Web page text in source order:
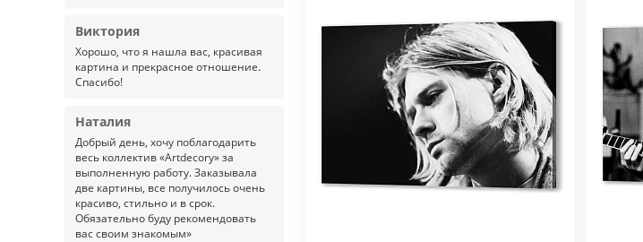
Виктория
Хорошо, что я нашла вас, красивая
картина и прекрасное отношение.
Спасибо!
Наталия
Добрый день, хочу поблагодарить
весь коллектив «Artdecory» за
выполненную работу. Заказывала
две картины, все получилось очень
красиво, стильно и в срок.
Обязательно буду рекомендовать
вас своим знакомым»